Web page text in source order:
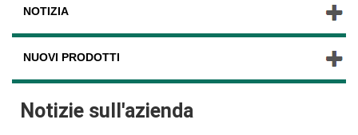
NOTIZIA
NUOVI PRODOTTI
Notizie sull'azienda